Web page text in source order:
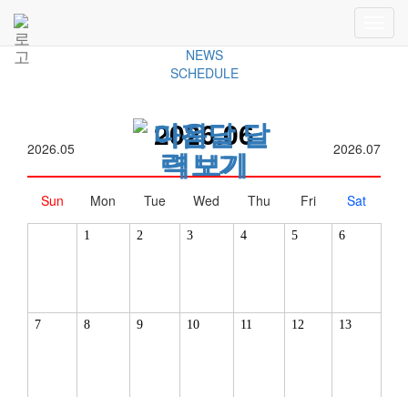
COMMUNITY
NEWS
SCHEDULE
2026.06
2026.05 2026.07
Sun Mon Tue Wed Thu Fri Sat
1 2 3 4 5 6
7 8 9 10 11 12 13